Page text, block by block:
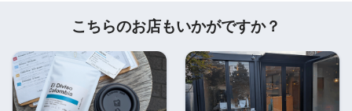
こちらのお店もいかがですか？